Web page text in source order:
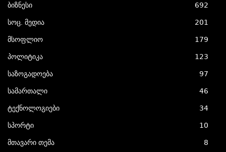
ბიზნესი 692
სოც. მედია 201
მსოფლიო 179
პოლიტიკა 123
საზოგადოება 97
სამართალი 46
ტექნოლოგიები 34
სპორტი 10
მთავარი თემა 8